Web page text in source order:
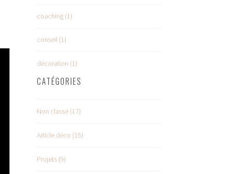
coaching (1)
conseil (1)
décoration (1)
CATÉGORIES
Non classé (17)
Article déco (15)
Projets (9)